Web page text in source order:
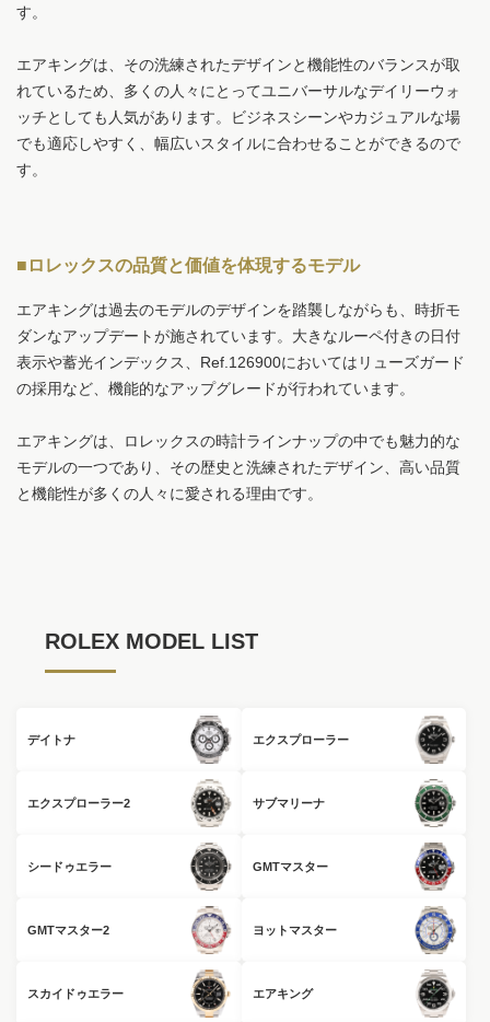
す。
エアキングは、その洗練されたデザインと機能性のバランスが取
れているため、多くの人々にとってユニバーサルなデイリーウォ
ッチとしても人気があります。ビジネスシーンやカジュアルな場
でも適応しやすく、幅広いスタイルに合わせることができるので
す。
■ロレックスの品質と価値を体現するモデル
エアキングは過去のモデルのデザインを踏襲しながらも、時折モ
ダンなアップデートが施されています。大きなルーペ付きの日付
表示や蓄光インデックス、Ref.126900においてはリューズガード
の採用など、機能的なアップグレードが行われています。
エアキングは、ロレックスの時計ラインナップの中でも魅力的な
モデルの一つであり、その歴史と洗練されたデザイン、高い品質
と機能性が多くの人々に愛される理由です。
ROLEX MODEL LIST
デイトナ エクスプローラー
エクスプローラー2 サブマリーナ
シードゥエラー GMTマスター
GMTマスター2 ヨットマスター
スカイドゥエラー エアキング